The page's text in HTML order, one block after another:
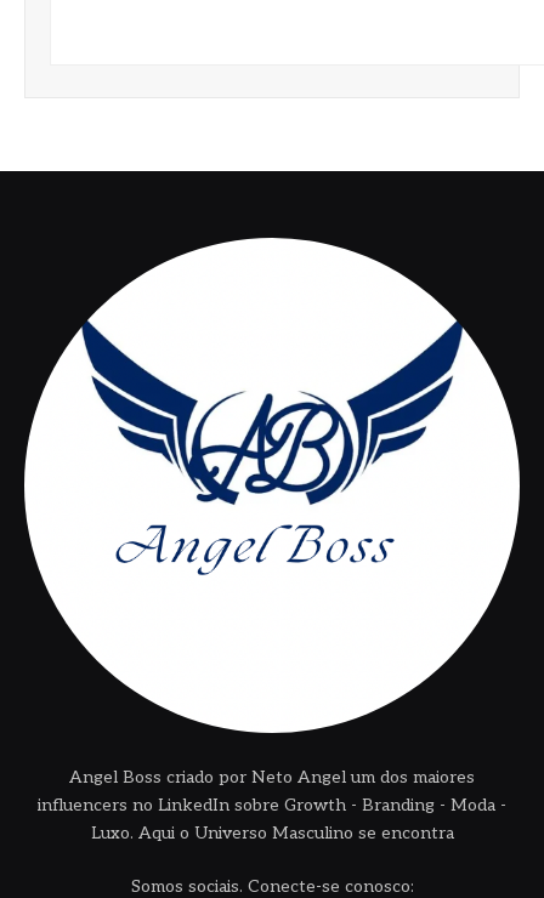
Angel Boss criado por Neto Angel um dos maiores
influencers no LinkedIn sobre Growth - Branding - Moda -
Luxo. Aqui o Universo Masculino se encontra
Somos sociais. Conecte-se conosco: